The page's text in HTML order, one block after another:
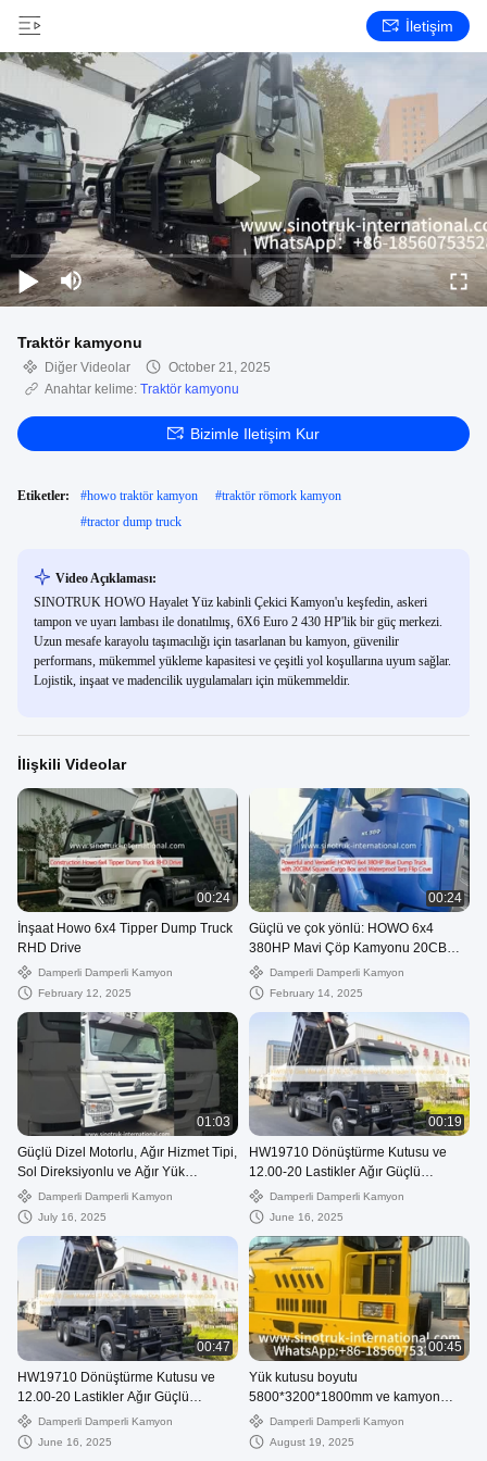
İletişim
Traktör kamyonu
Diğer Videolar
October 21, 2025
Anahtar kelime: Traktör kamyonu
Bizimle Iletişim Kur
Etiketler: #howo traktör kamyon #traktör römork kamyon
#tractor dump truck
Video Açıklaması:
SINOTRUK HOWO Hayalet Yüz kabinli Çekici Kamyon'u keşfedin, askeri
tampon ve uyarı lambası ile donatılmış, 6X6 Euro 2 430 HP'lik bir güç merkezi.
Uzun mesafe karayolu taşımacılığı için tasarlanan bu kamyon, güvenilir
performans, mükemmel yükleme kapasitesi ve çeşitli yol koşullarına uyum sağlar.
Lojistik, inşaat ve madencilik uygulamaları için mükemmeldir.
İlişkili Videolar
00:24
İnşaat Howo 6x4 Tipper Dump Truck
RHD Drive
Damperli Damperli Kamyon
February 12, 2025
00:24
Güçlü ve çok yönlü: HOWO 6x4
380HP Mavi Çöp Kamyonu 20CBM
Kare Kargo Kutusu ve Su geçirmez
Tarp Flip Cove
Damperli Damperli Kamyon
February 14, 2025
01:03
Güçlü Dizel Motorlu, Ağır Hizmet Tipi,
Sol Direksiyonlu ve Ağır Yük
Taşımacılığına Uygun Taşıyıcı
Damperli Damperli Kamyon
July 16, 2025
00:19
HW19710 Dönüştürme Kutusu ve
12.00-20 Lastikler Ağır Güçlü
İhtiyaçlar İçin Ağır Güçlü Taşıyıcı
Damperli Damperli Kamyon
June 16, 2025
00:47
HW19710 Dönüştürme Kutusu ve
12.00-20 Lastikler Ağır Güçlü
İhtiyaçlar İçin Ağır Güçlü Taşıyıcı
Damperli Damperli Kamyon
June 16, 2025
00:45
Yük kutusu boyutu
5800*3200*1800mm ve kamyon
kabin HW7D ile çok yönlü ağır yük
taşıyıcısı
Damperli Damperli Kamyon
August 19, 2025